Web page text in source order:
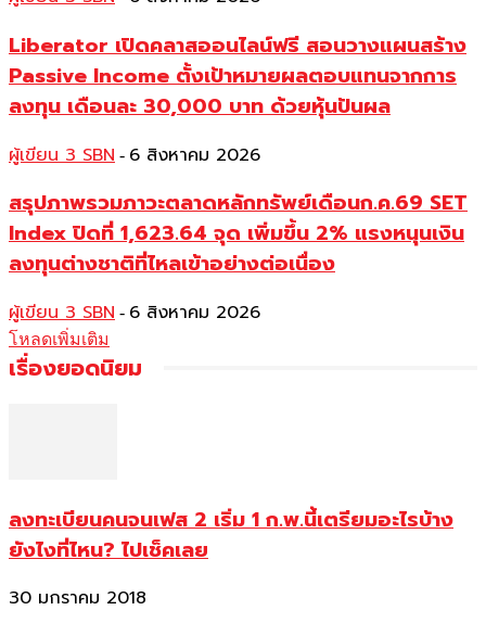
Liberator เปิดคลาสออนไลน์ฟรี สอนวางแผนสร้าง
Passive Income ตั้งเป้าหมายผลตอบแทนจากการ
ลงทุน เดือนละ 30,000 บาท ด้วยหุ้นปันผล
ผู้เขียน 3 SBN - 6 สิงหาคม 2026
สรุปภาพรวมภาวะตลาดหลักทรัพย์เดือนก.ค.69 SET
Index ปิดที่ 1,623.64 จุด เพิ่มขึ้น 2% แรงหนุนเงิน
ลงทุนต่างชาติที่ไหลเข้าอย่างต่อเนื่อง
ผู้เขียน 3 SBN - 6 สิงหาคม 2026
โหลดเพิ่มเติม
เรื่องยอดนิยม
ลงทะเบียนคนจนเฟส 2 เริ่ม 1 ก.พ.นี้เตรียมอะไรบ้าง
ยังไงที่ไหน? ไปเช็คเลย
30 มกราคม 2018